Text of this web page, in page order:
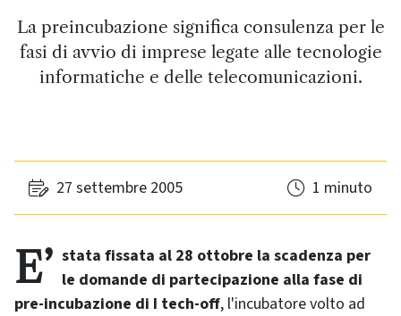
La preincubazione significa consulenza per le
fasi di avvio di imprese legate alle tecnologie
informatiche e delle telecomunicazioni.
27 settembre 2005 1 minuto
E’ stata fissata al 28 ottobre la scadenza per le domande di partecipazione alla fase di
pre-incubazione di I tech-off, l'incubatore volto ad